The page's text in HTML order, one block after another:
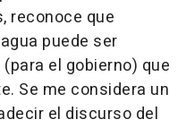
reconoce que
puede ser
el gobierno) que
Se me considera un
el discurso del